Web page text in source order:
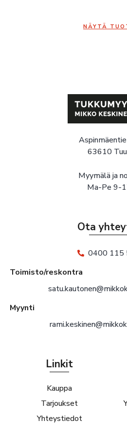
NÄYTÄ
63610
Myymälä ja
Ma-Pe 9-
Ota
0400 115
Toimisto/reskontra
Myynti
Linkit
Kauppa
Tarjoukset
Yhteystiedot